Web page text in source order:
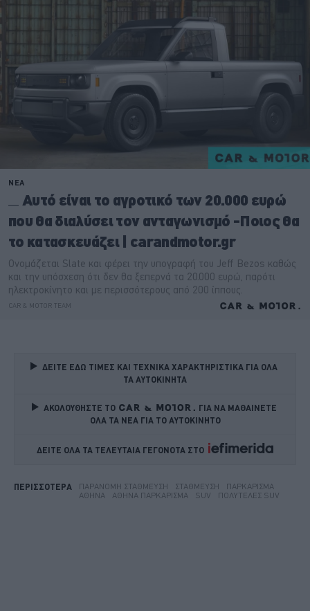
ΔΕΙΤΕ ΕΔΩ ΤΙΜΕΣ ΚΑΙ ΤΕΧΝΙΚΑ ΧΑΡΑΚΤΗΡΙΣΤΙΚΑ ΓΙΑ ΟΛΑ
ΤΑ ΑΥΤΟΚΙΝΗΤΑ
ΑΚΟΛΟΥΘΗΣΤΕ ΤΟ
ΓΙΑ ΝΑ ΜΑΘΑΙΝΕΤΕ
ΟΛΑ ΤΑ ΝΕΑ ΓΙΑ ΤΟ ΑΥΤΟΚΙΝΗΤΟ
ΔΕΙΤΕ ΟΛΑ ΤΑ ΤΕΛΕΥΤΑΙΑ ΓΕΓΟΝΟΤΑ ΣΤΟ
ΠΕΡΙΣΣΟΤΕΡΑ ΠΑΡΆΝΟΜΗ ΣΤΆΘΜΕΥΣΗ ΣΤΆΘΜΕΥΣΗ
ΠΑΡΚΆΡΙΣΜΑ
ΑΘΉΝΑ
ΑΘΉΝΑ ΠΑΡΚΆΡΙΣΜΑ SUV ΠΟΛΥΤΕΛΈΣ SUV